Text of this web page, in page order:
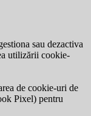
sau dezactiva
utilizării cookie-
de cookie-uri de
Pixel) pentru